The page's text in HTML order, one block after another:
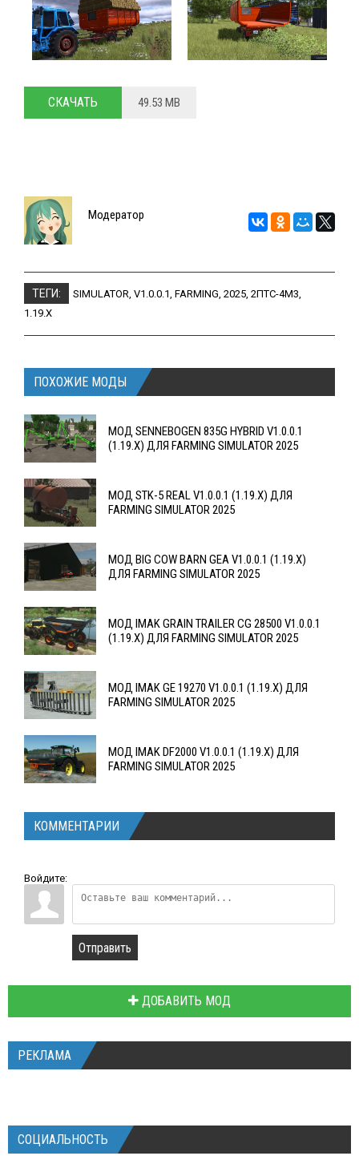
СКАЧАТЬ 49.53 MB
Модератор
ТЕГИ: SIMULATOR, V1.0.0.1, FARMING, 2025, 2ПТС-4М3,
1.19.X
ПОХОЖИЕ МОДЫ
МОД SENNEBOGEN 835G HYBRID V1.0.0.1
(1.19.X) ДЛЯ FARMING SIMULATOR 2025
МОД STK-5 REAL V1.0.0.1 (1.19.X) ДЛЯ
FARMING SIMULATOR 2025
МОД BIG COW BARN GEA V1.0.0.1 (1.19.X)
ДЛЯ FARMING SIMULATOR 2025
МОД IMAK GRAIN TRAILER CG 28500 V1.0.0.1
(1.19.X) ДЛЯ FARMING SIMULATOR 2025
МОД IMAK GE 19270 V1.0.0.1 (1.19.X) ДЛЯ
FARMING SIMULATOR 2025
МОД IMAK DF2000 V1.0.0.1 (1.19.X) ДЛЯ
FARMING SIMULATOR 2025
КОММЕНТАРИИ
Войдите:
Отправить
ДОБАВИТЬ МОД
РЕКЛАМА
СОЦИАЛЬНОСТЬ